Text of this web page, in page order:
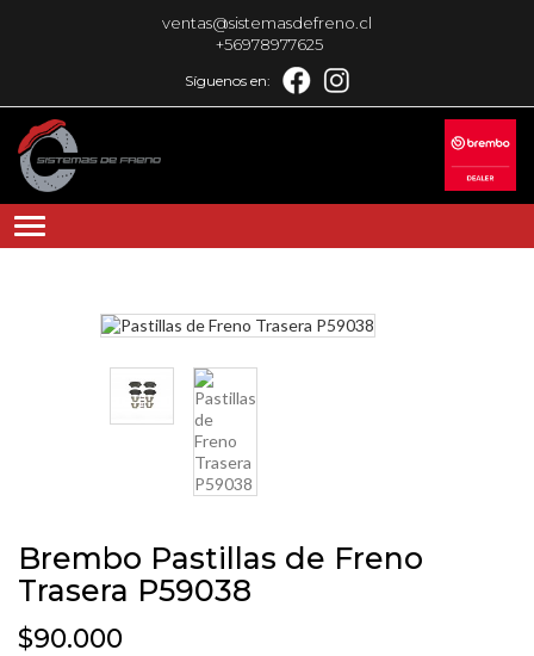
ventas@sistemasdefreno.cl
+56978977625
Síguenos en:
Brembo Pastillas de Freno
Trasera P59038
$90.000